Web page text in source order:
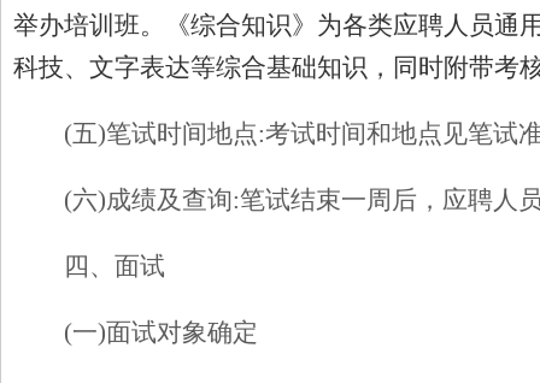
举办培训班。《综合知识》为各类应聘人员通
科技、文字表达等综合基础知识，同时附带考
(五)笔试时间地点:考试时间和地点见笔试
(六)成绩及查询:笔试结束一周后，应聘人
四、面试
(一)面试对象确定